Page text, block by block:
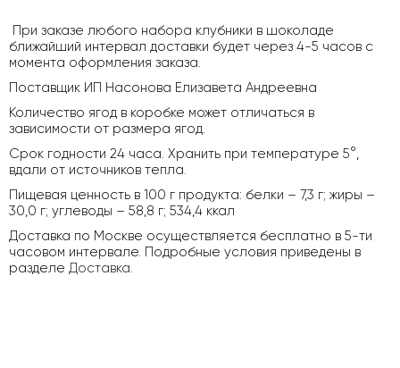
При заказе любого набора клубники в шоколаде
ближайший интервал доставки будет через 4-5 часов с
момента оформления заказа.
Поставщик ИП Насонова Елизавета Андреевна
Количество ягод в коробке может отличаться в
зависимости от размера ягод.
Срок годности 24 часа. Хранить при температуре 5°,
вдали от источников тепла.
Пищевая ценность в 100 г продукта: белки – 7,3 г; жиры –
30,0 г; углеводы – 58,8 г; 534,4 ккал
Доставка по Москве осуществляется бесплатно в 5-ти
часовом интервале. Подробные условия приведены в
разделе Доставка.